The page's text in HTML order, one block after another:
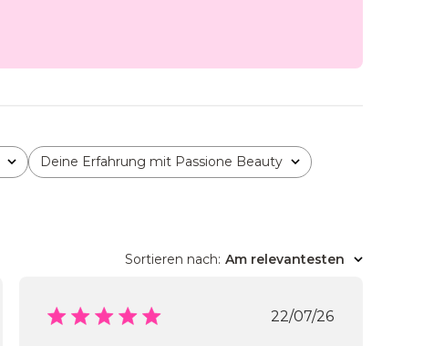
Deine Erfahrung mit Passione Beauty
Alle
Sortieren nach: Am relevantesten
22/07/26